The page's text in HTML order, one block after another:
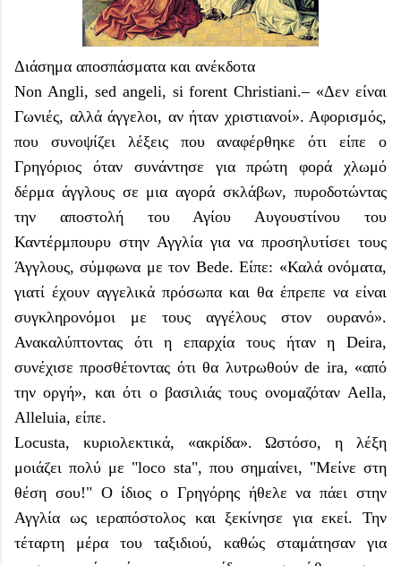
Διάσημα αποσπάσματα και ανέκδοτα
Non Angli, sed angeli, si forent Christiani.– «Δεν είναι
Γωνιές, αλλά άγγελοι, αν ήταν χριστιανοί». Αφορισμός,
που συνοψίζει λέξεις που αναφέρθηκε ότι είπε ο
Γρηγόριος όταν συνάντησε για πρώτη φορά χλωμό
δέρμα άγγλους σε μια αγορά σκλάβων, πυροδοτώντας
την αποστολή του Αγίου Αυγουστίνου του
Καντέρμπουρυ στην Αγγλία για να προσηλυτίσει τους
Άγγλους, σύμφωνα με τον Bede. Είπε: «Καλά ονόματα,
γιατί έχουν αγγελικά πρόσωπα και θα έπρεπε να είναι
συγκληρονόμοι με τους αγγέλους στον ουρανό».
Ανακαλύπτοντας ότι η επαρχία τους ήταν η Deira,
συνέχισε προσθέτοντας ότι θα λυτρωθούν de ira, «από
την οργή», και ότι ο βασιλιάς τους ονομαζόταν Aella,
Alleluia, είπε.
Locusta, κυριολεκτικά, «ακρίδα». Ωστόσο, η λέξη
μοιάζει πολύ με "loco sta", που σημαίνει, "Μείνε στη
θέση σου!" Ο ίδιος ο Γρηγόρης ήθελε να πάει στην
Αγγλία ως ιεραπόστολος και ξεκίνησε για εκεί. Την
τέταρτη μέρα του ταξιδιού, καθώς σταμάτησαν για